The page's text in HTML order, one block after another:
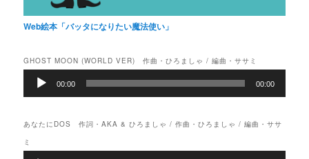
Web絵本「バッタになりたい魔法使い」
GHOST MOON (WORLD VER) 作曲・ひろましゃ / 編曲・ササミ
ー
ヤ
ー
00:00 00:00
あなたにDOS 作詞・AKA & ひろましゃ / 作曲・ひろましゃ / 編曲・ササ
ミ